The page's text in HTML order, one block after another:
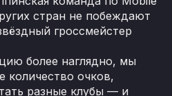
стран не побеждают
гроссмейстер
более наглядно, мы
количество очков,
разные клубы — и